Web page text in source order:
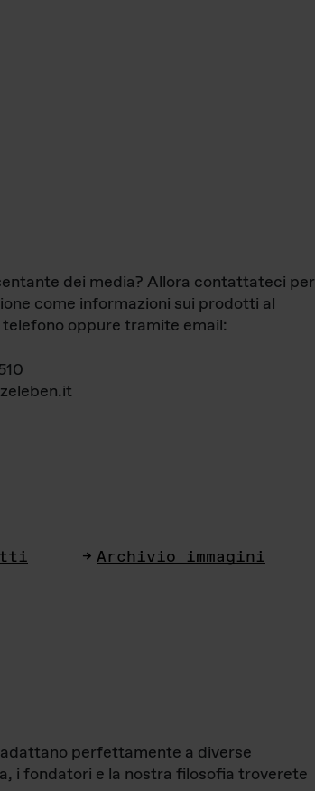
dei media? Allora contattateci per
come informazioni sui prodotti al
oppure tramite email:
Archivio immagini
perfettamente a diverse
i fondatori e la nostra filosofia troverete